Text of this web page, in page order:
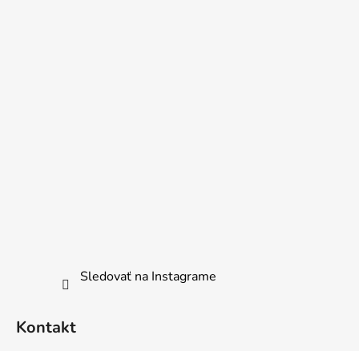
Sledovať na Instagrame
Kontakt